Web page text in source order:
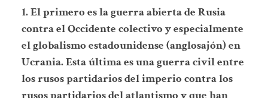
1. El primero es la guerra abierta de Rusia
contra el Occidente colectivo y especialmente
el globalismo estadounidense (anglosajón) en
Ucrania. Esta última es una guerra civil entre
los rusos partidarios del imperio contra los